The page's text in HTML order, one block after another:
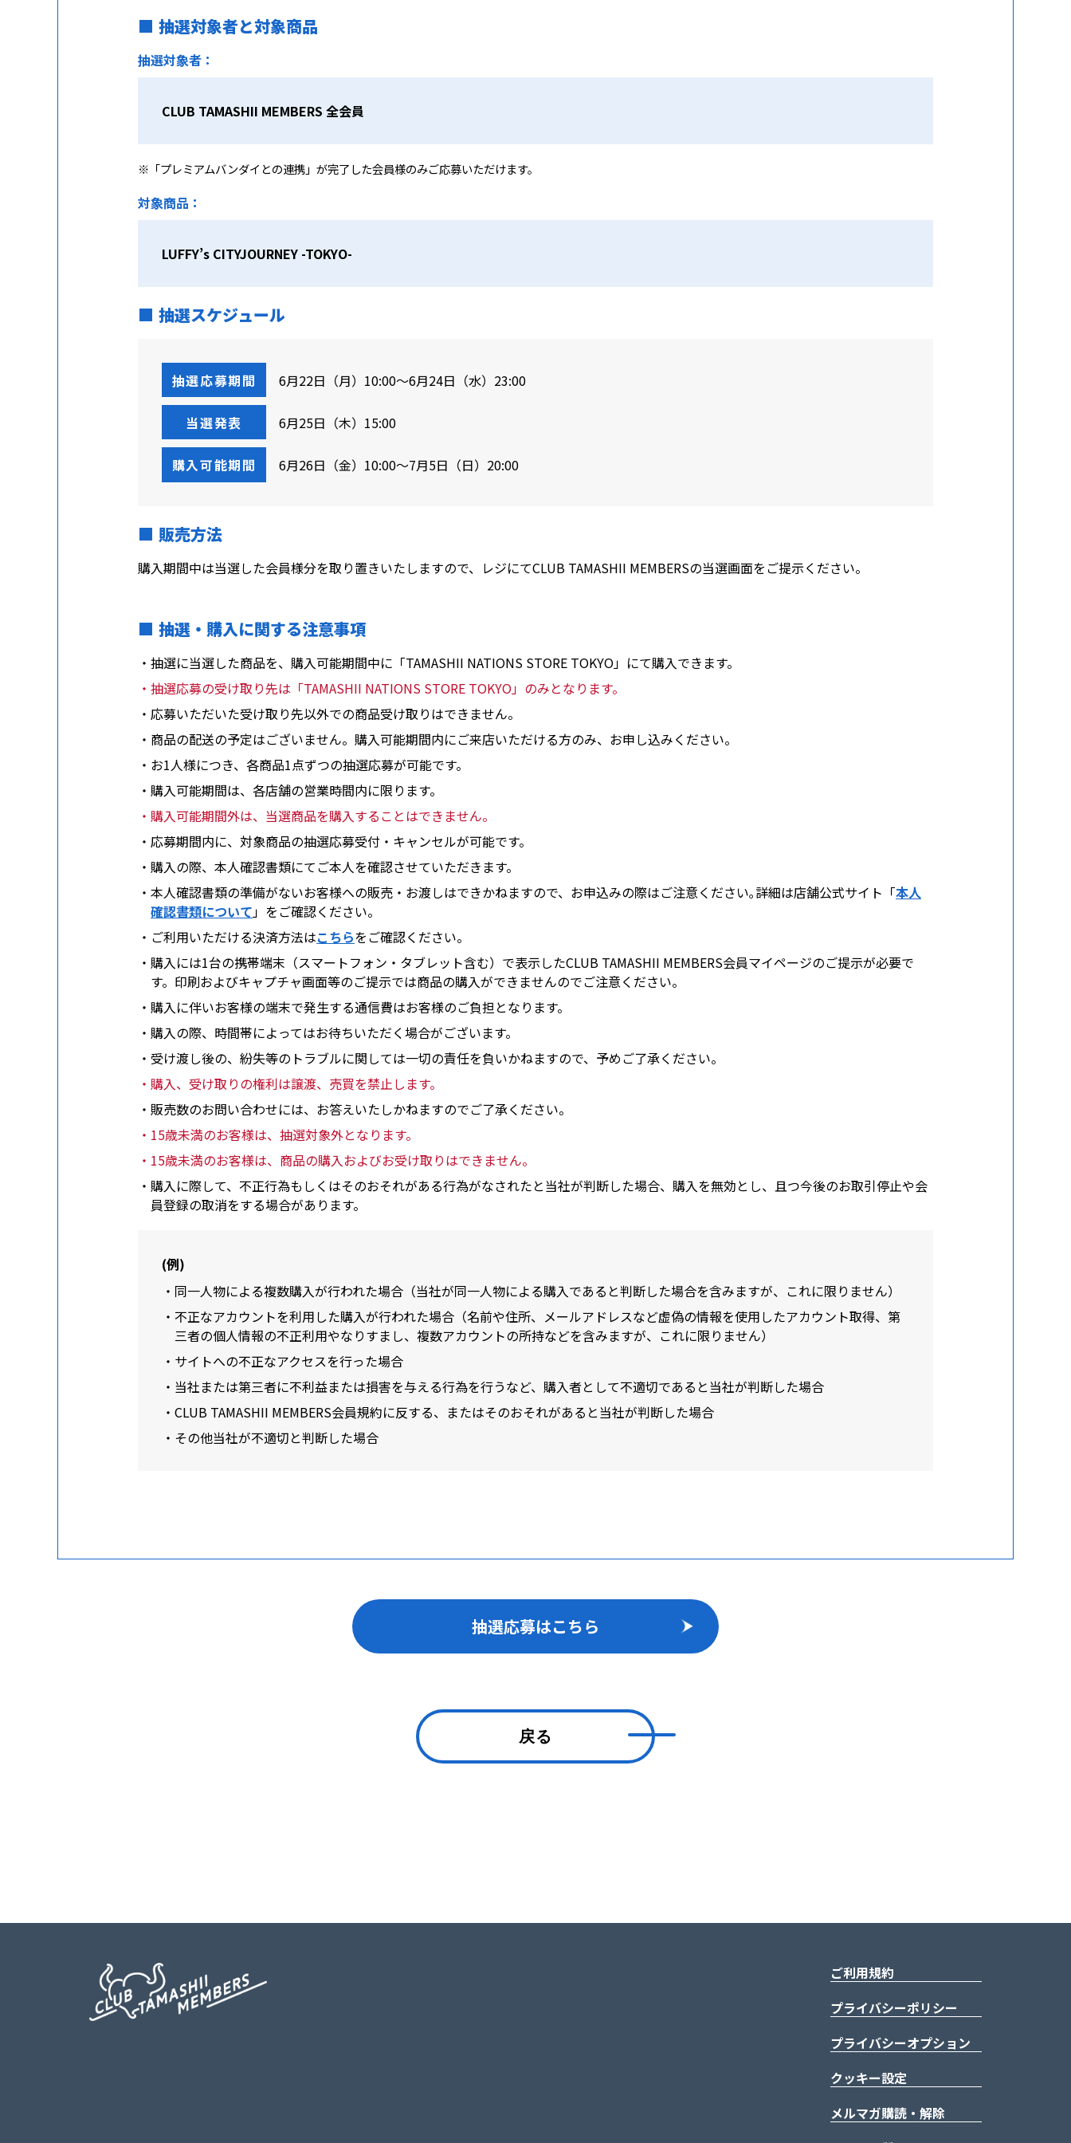
抽選対象者と対象商品
抽選対象者：
CLUB TAMASHII MEMBERS 全会員
※「プレミアムバンダイとの連携」が完了した会員様のみご応募いただけます。
対象商品：
LUFFY’s CITYJOURNEY -TOKYO-
抽選スケジュール
抽選応募期間 6月22日（月）10:00～6月24日（水）23:00
当選発表 6月25日（木）15:00
購入可能期間 6月26日（金）10:00～7月5日（日）20:00
販売方法
購入期間中は当選した会員様分を取り置きいたしますので、レジにてCLUB TAMASHII MEMBERSの当選画面をご提示ください。
抽選・購入に関する注意事項
・抽選に当選した商品を、購入可能期間中に「TAMASHII NATIONS STORE TOKYO」にて購入できます。
・抽選応募の受け取り先は「TAMASHII NATIONS STORE TOKYO」のみとなります。
・応募いただいた受け取り先以外での商品受け取りはできません。
・商品の配送の予定はございません。購入可能期間内にご来店いただける方のみ、お申し込みください。
・お1人様につき、各商品1点ずつの抽選応募が可能です。
・購入可能期間は、各店舗の営業時間内に限ります。
・購入可能期間外は、当選商品を購入することはできません。
・応募期間内に、対象商品の抽選応募受付・キャンセルが可能です。
・購入の際、本人確認書類にてご本人を確認させていただきます。
・本人確認書類の準備がないお客様への販売・お渡しはできかねますので、お申込みの際はご注意ください｡詳細は店舗公式サイト「本人
確認書類について 」をご確認ください。
・ご利用いただける決済方法はこちらをご確認ください。
・購入には1台の携帯端末（スマートフォン・タブレット含む）で表示したCLUB TAMASHII MEMBERS会員マイページのご提示が必要で
す。印刷およびキャプチャ画面等のご提示では商品の購入ができませんのでご注意ください。
・購入に伴いお客様の端末で発生する通信費はお客様のご負担となります。
・購入の際、時間帯によってはお待ちいただく場合がございます。
・受け渡し後の、紛失等のトラブルに関しては一切の責任を負いかねますので、予めご了承ください。
・購入、受け取りの権利は譲渡、売買を禁止します。
・販売数のお問い合わせには、お答えいたしかねますのでご了承ください。
・15歳未満のお客様は、抽選対象外となります。
・15歳未満のお客様は、商品の購入およびお受け取りはできません。
・購入に際して、不正行為もしくはそのおそれがある行為がなされたと当社が判断した場合、購入を無効とし、且つ今後のお取引停止や会
員登録の取消をする場合があります。
(例)
・同一人物による複数購入が行われた場合（当社が同一人物による購入であると判断した場合を含みますが、これに限りません）
・不正なアカウントを利用した購入が行われた場合（名前や住所、メールアドレスなど虚偽の情報を使用したアカウント取得、第
三者の個人情報の不正利用やなりすまし、複数アカウントの所持などを含みますが、これに限りません）
・サイトへの不正なアクセスを行った場合
・当社または第三者に不利益または損害を与える行為を行うなど、購入者として不適切であると当社が判断した場合
・CLUB TAMASHII MEMBERS会員規約に反する、またはそのおそれがあると当社が判断した場合
・その他当社が不適切と判断した場合
抽選応募はこちら
戻る
ご利用規約
プライバシーポリシー
プライバシーオプション
クッキー設定
メルマガ購読・解除